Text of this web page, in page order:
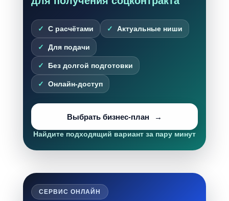
С расчётами Актуальные ниши
Для подачи
Без долгой подготовки
Онлайн-доступ
Выбрать бизнес-план
Найдите подходящий вариант за пару минут
СЕРВИС ОНЛАЙН